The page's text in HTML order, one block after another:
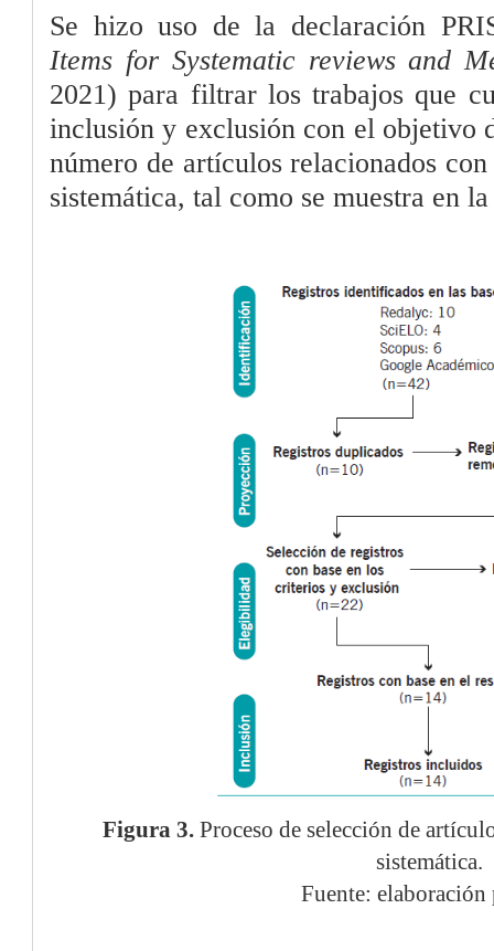
Se hizo uso de la declaración
Items for Systematic reviews and
2021) para filtrar los trabajos que
inclusión y exclusión con el objetivo
número de artículos relacionados
sistemática, tal como se muestra en
Figura 3.Proceso de selección de
sistemática.
Fuente: